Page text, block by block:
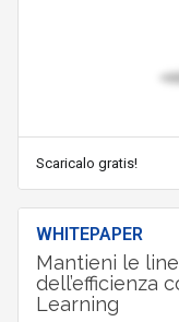
Scaricalo gratis!
WHITEPAPER
Mantieni le
dell’efficienza
Learning